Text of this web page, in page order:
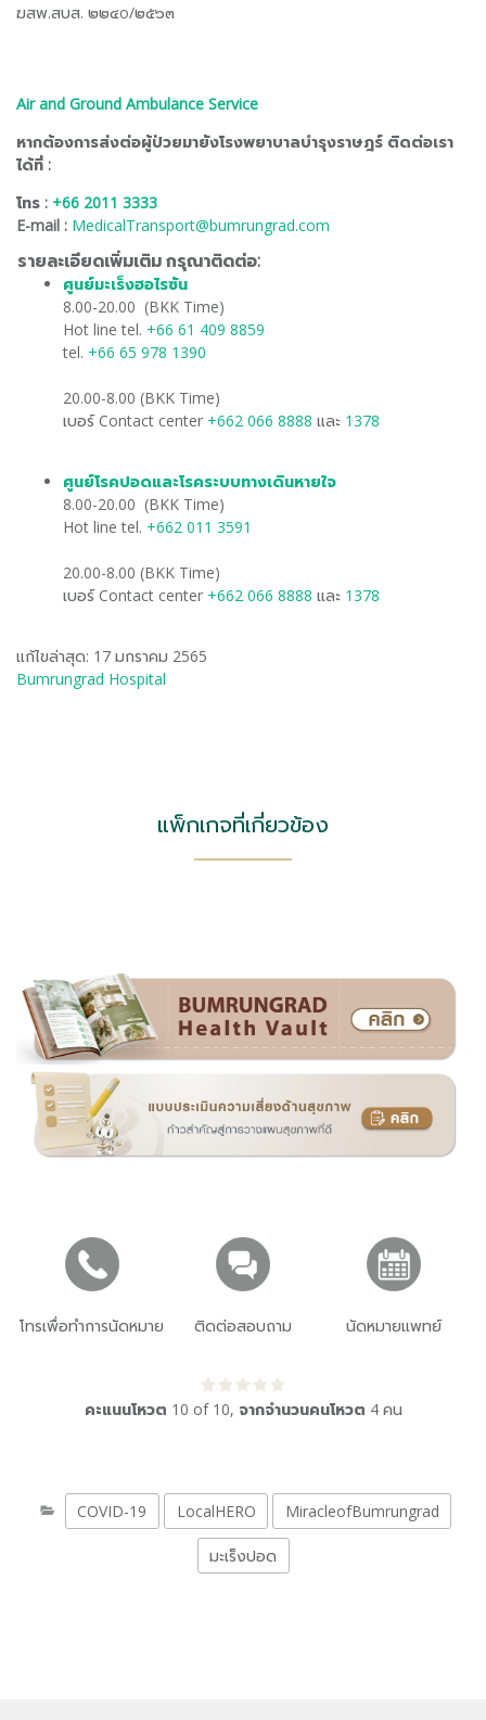
ฆสพ.สบส. ๒๒๔o/๒๕๖๓
Air and Ground Ambulance Service
หากต้องการส่งต่อผู้ป่วยมายังโรงพยาบาลบำรุงราษฎร์ ติดต่อเรา
ได้ที่ :
โทร : +66 2011 3333
E-mail : MedicalTransport@bumrungrad.com
รายละเอียดเพิ่มเติม กรุณาติดต่อ:
ศูนย์มะเร็งฮอไรซัน
8.00-20.00 (BKK Time)
Hot line tel. +66 61 409 8859
tel. +66 65 978 1390
20.00-8.00 (BKK Time)
เบอร์ Contact center +662 066 8888 และ 1378
ศูนย์โรคปอดและโรคระบบทางเดินหายใจ
8.00-20.00 (BKK Time)
Hot line tel. +662 011 3591
20.00-8.00 (BKK Time)
เบอร์ Contact center +662 066 8888 และ 1378
แก้ไขล่าสุด: 17 มกราคม 2565
Bumrungrad Hospital
แพ็กเกจที่เกี่ยวข้อง
โทรเพื่อทำการนัดหมาย ติดต่อสอบถาม นัดหมายแพทย์
คะแนนโหวต 10 of 10, จากจำนวนคนโหวต 4 คน
COVID-19 LocalHERO MiracleofBumrungrad
มะเร็งปอด